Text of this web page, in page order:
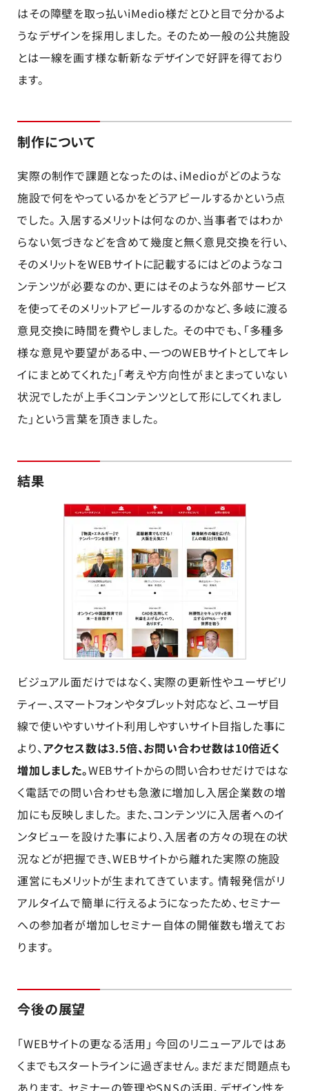
はその障壁を取っ払いiMedio様だとひと目で分かるよ
うなデザインを採用しました。 そのため一般の公共施設
とは一線を画す様な斬新なデザインで好評を得ており
ます。
制作について
実際の制作で課題となったのは、iMedioがどのような
施設で何をやっているかをどうアピールするかという点
でした。 入居するメリットは何なのか、当事者ではわか
らない気づきなどを含めて幾度と無く意見交換を行い、
そのメリットをWEBサイトに記載するにはどのようなコ
ンテンツが必要なのか、更にはそのような外部サービス
を使ってそのメリットアピールするのかなど、多岐に渡る
意見交換に時間を費やしました。 その中でも、「多種多
様な意見や要望がある中、一つのWEBサイトとしてキレ
イにまとめてくれた」「考えや方向性がまとまっていない
状況でしたが上手くコンテンツとして形にしてくれまし
た」という言葉を頂きました。
結果
ビジュアル面だけではなく、実際の更新性やユーザビリ
ティー、スマートフォンやタブレット対応など、ユーザ目
線で使いやすいサイト利用しやすいサイト目指した事に
より、アクセス数は3.5倍、お問い合わせ数は10倍近く
増加しました。WEBサイトからの問い合わせだけではな
く電話での問い合わせも急激に増加し入居企業数の増
加にも反映しました。 また、コンテンツに入居者へのイ
ンタビューを設けた事により、入居者の方々の現在の状
況などが把握でき、WEBサイトから離れた実際の施設
運営にもメリットが生まれてきています。 情報発信がリ
アルタイムで簡単に行えるようになったため、セミナー
への参加者が増加しセミナー自体の開催数も増えてお
ります。
今後の展望
「WEBサイトの更なる活用」 今回のリニューアルではあ
くまでもスタートラインに過ぎません。まだまだ問題点も
あります。 セミナーの管理やSNSの活用、デザイン性を